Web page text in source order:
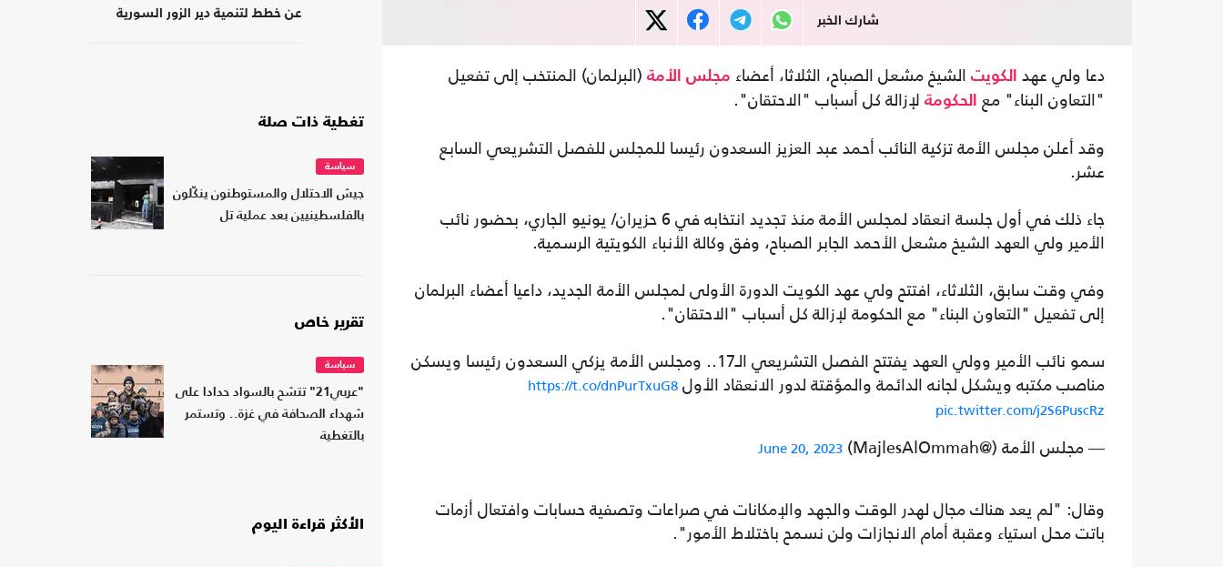
شارك الخبر
دعا ولي عهد الكويت الشيخ مشعل الصباح، الثلاثا، أعضاء مجلس الأمة (البرلمان) المنتخب إلى تفعيل
"التعاون البناء" مع
الحكومة لإزالة كل أسباب "الاحتقان".
وقد أعلن مجلس الأمة تزكية النائب أحمد عبد العزيز السعدون رئيسا للمجلس للفصل التشريعي السابع
عشر.
جاء ذلك في أول جلسة انعقاد لمجلس الأمة منذ تجديد انتخابه في 6 حزيران/ يونيو الجاري، بحضور نائب
الأمير ولي العهد الشيخ مشعل الأحمد الجابر الصباح، وفق وكالة الأنباء الكويتية الرسمية.
وفي وقت سابق، الثلاثاء، افتتح ولي عهد الكويت الدورة الأولى لمجلس الأمة الجديد، داعيا أعضاء البرلمان
إلى تفعيل "التعاون البناء" مع الحكومة لإزالة كل أسباب "الاحتقان".
سمو نائب الأمير وولي العهد يفتتح الفصل التشريعي الـ17.. ومجلس الأمة يزكي السعدون رئيسا ويسكن
مناصب مكتبه ويشكل لجانه الدائمة والمؤقتة لدور الانعقاد الأول https://t.co/dnPurTxuG8
pic.twitter.com/j2S6PuscRz
— مجلس الأمة (@MajlesAlOmmah) June 20, 2023
وقال: "لم يعد هناك مجال لهدر الوقت والجهد والإمكانات في صراعات وتصفية حسابات وافتعال أزمات
باتت محل استياء وعقبة أمام الانجازات ولن نسمح باختلاط الأمور".
عن خطط لتنمية دير الزور السورية
تغطية ذات صلة
سياسة
جيش الاحتلال والمستوطنون ينكّلون
بالفلسطينيين بعد عملية تل
تقرير خاص
سياسة
"عربي21" تتشح بالسواد حدادا على
شهداء الصحافة في غزة.. وتستمر
بالتغطية
الأكثر قراءة اليوم